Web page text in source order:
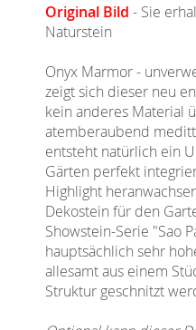
Original Bild - Sie
Naturstein
Onyx Marmor -
zeigt sich dieser neu
kein anderes Material
atemberaubend
entsteht natürlich ein
Gärten perfekt
Highlight
Dekostein für den
Showstein-Serie "Sao
hauptsächlich sehr
allesamt aus einem
Struktur geschnitzt